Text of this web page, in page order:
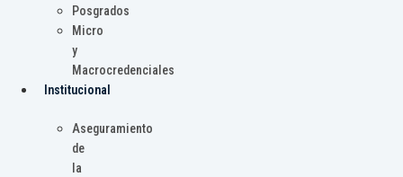
Posgrados
Micro
y
Macrocredenciales
Institucional
Aseguramiento
de
la